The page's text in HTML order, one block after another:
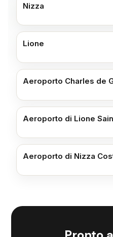
Nizza
Lione
Aeroporto Charles de
Aeroporto di Lione
Aeroporto di Nizza